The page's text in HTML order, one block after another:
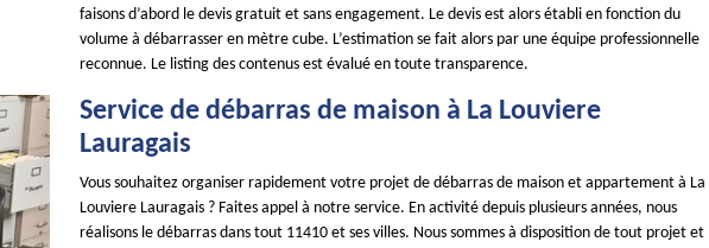
faisons d’abord le devis gratuit et sans engagement. Le devis est alors établi en fonction du
volume à débarrasser en mètre cube. L’estimation se fait alors par une équipe professionnelle
reconnue. Le listing des contenus est évalué en toute transparence.
Service de débarras de maison à La Louviere
Lauragais
Vous souhaitez organiser rapidement votre projet de débarras de maison et appartement à La
Louviere Lauragais ? Faites appel à notre service. En activité depuis plusieurs années, nous
réalisons le débarras dans tout 11410 et ses villes. Nous sommes à disposition de tout projet et